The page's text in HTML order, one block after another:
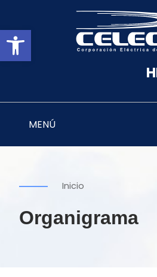
Abrir barra de
MENÚ
Inicio
Organigrama